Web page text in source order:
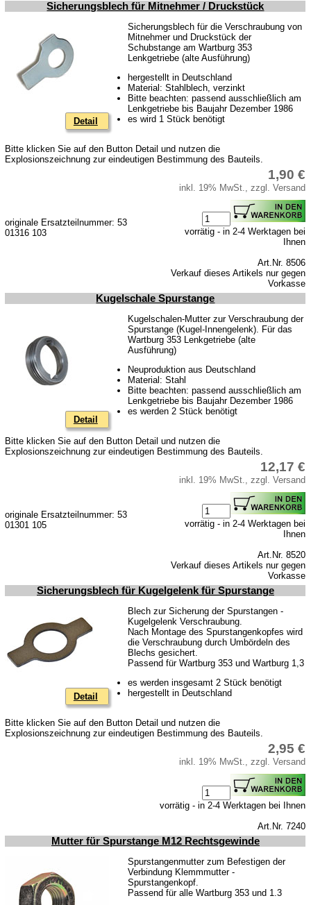
Sicherungsblech für Mitnehmer / Druckstück
Detail
Sicherungsblech für die Verschraubung von
Mitnehmer und Druckstück der
Schubstange am Wartburg 353
Lenkgetriebe (alte Ausführung)
hergestellt in Deutschland
Material: Stahlblech, verzinkt
Bitte beachten: passend ausschließlich am
Lenkgetriebe bis Baujahr Dezember 1986
es wird 1 Stück benötigt
Bitte klicken Sie auf den Button Detail und nutzen die
Explosionszeichnung zur eindeutigen Bestimmung des Bauteils.
originale Ersatzteilnummer: 53
01316 103
1,90 €
inkl. 19% MwSt., zzgl. Versand
vorrätig - in 2-4 Werktagen bei
Ihnen
Art.Nr. 8506
Verkauf dieses Artikels nur gegen
Vorkasse
Kugelschale Spurstange
Detail
Kugelschalen-Mutter zur Verschraubung der
Spurstange (Kugel-Innengelenk). Für das
Wartburg 353 Lenkgetriebe (alte
Ausführung)
Neuproduktion aus Deutschland
Material: Stahl
Bitte beachten: passend ausschließlich am
Lenkgetriebe bis Baujahr Dezember 1986
es werden 2 Stück benötigt
Bitte klicken Sie auf den Button Detail und nutzen die
Explosionszeichnung zur eindeutigen Bestimmung des Bauteils.
originale Ersatzteilnummer: 53
01301 105
12,17 €
inkl. 19% MwSt., zzgl. Versand
vorrätig - in 2-4 Werktagen bei
Ihnen
Art.Nr. 8520
Verkauf dieses Artikels nur gegen
Vorkasse
Sicherungsblech für Kugelgelenk für Spurstange
Detail
Blech zur Sicherung der Spurstangen -
Kugelgelenk Verschraubung.
Nach Montage des Spurstangenkopfes wird
die Verschraubung durch Umbördeln des
Blechs gesichert.
Passend für Wartburg 353 und Wartburg 1,3
es werden insgesamt 2 Stück benötigt
hergestellt in Deutschland
Bitte klicken Sie auf den Button Detail und nutzen die
Explosionszeichnung zur eindeutigen Bestimmung des Bauteils.
2,95 €
inkl. 19% MwSt., zzgl. Versand
vorrätig - in 2-4 Werktagen bei Ihnen
Art.Nr. 7240
Mutter für Spurstange M12 Rechtsgewinde
Spurstangenmutter zum Befestigen der
Verbindung Klemmmutter -
Spurstangenkopf.
Passend für alle Wartburg 353 und 1.3